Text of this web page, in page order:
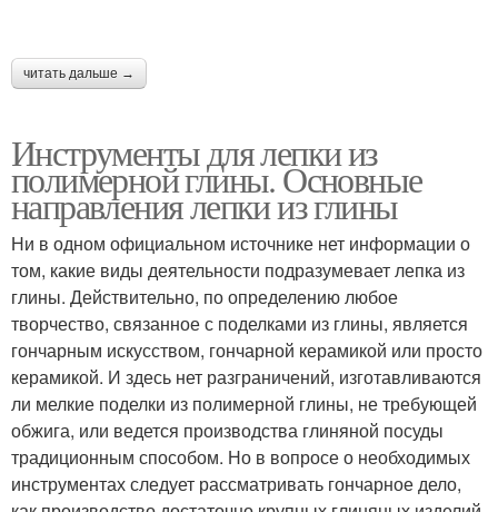
читать дальше →
Инструменты для лепки из
полимерной глины. Основные
направления лепки из глины
Ни в одном официальном источнике нет информации о
том, какие виды деятельности подразумевает лепка из
глины. Действительно, по определению любое
творчество, связанное с поделками из глины, является
гончарным искусством, гончарной керамикой или просто
керамикой. И здесь нет разграничений, изготавливаются
ли мелкие поделки из полимерной глины, не требующей
обжига, или ведется производства глиняной посуды
традиционным способом. Но в вопросе о необходимых
инструментах следует рассматривать гончарное дело,